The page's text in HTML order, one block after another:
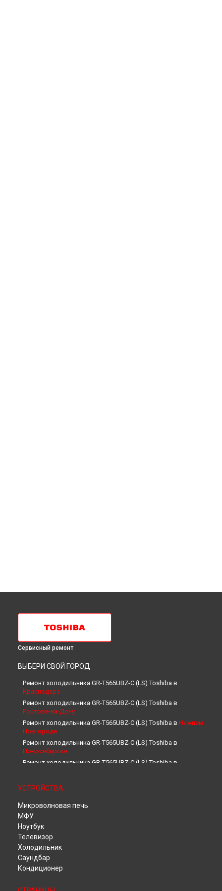
Сервисный ремонт
ВЫБЕРИ СВОЙ ГОРОД
Ремонт холодильника GR-T565UBZ-C (LS) Toshiba в
Краснодаре
Ремонт холодильника GR-T565UBZ-C (LS) Toshiba в
Ростове-на-Дону
Ремонт холодильника GR-T565UBZ-C (LS) Toshiba в Нижнем
Новгороде
Ремонт холодильника GR-T565UBZ-C (LS) Toshiba в
Новосибирске
Ремонт холодильника GR-T565UBZ-C (LS) Toshiba в
Ремонт холодильника GR-T565UBZ-C (LS) Toshiba в
Екатеринбурге
Ремонт холодильника GR-T565UBZ-C (LS) Toshiba в
Ремонт холодильника GR-T565UBZ-C (LS) Toshiba в
Ремонт холодильника GR-T565UBZ-C (LS) Toshiba в
Воронеже
Ремонт холодильника GR-T565UBZ-C (LS) Toshiba в
Волгограде
Ремонт холодильника GR-T565UBZ-C (LS) Toshiba в
Барнауле
УСТРОЙСТВА
Микроволновая печь
МФУ
Ноутбук
Телевизор
Холодильник
Саундбар
Кондиционер